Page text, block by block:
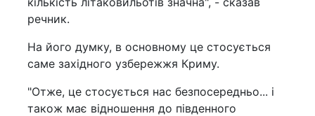
речник.
На його думку, в основному це стосується
саме західного узбережжя Криму.
"Отже, це стосується нас безпосередньо... і
також має відношення до південного